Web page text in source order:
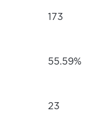
173
55.59%
23